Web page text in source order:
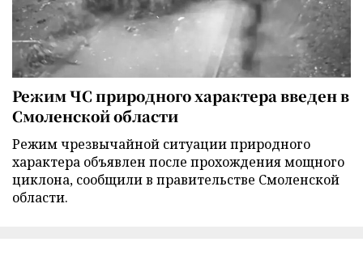
Режим ЧС природного характера введен в
Смоленской области
Режим чрезвычайной ситуации природного
характера объявлен после прохождения мощного
циклона, сообщили в правительстве Смоленской
области.